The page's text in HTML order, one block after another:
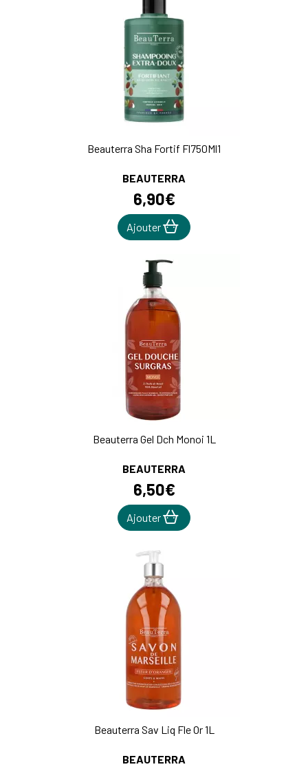
Beauterra Sha Fortif Fl750Ml1
BEAUTERRA
6,90€
Ajouter
Beauterra Gel Dch Monoi 1L
BEAUTERRA
6,50€
Ajouter
Beauterra Sav Liq Fle Or 1L
BEAUTERRA